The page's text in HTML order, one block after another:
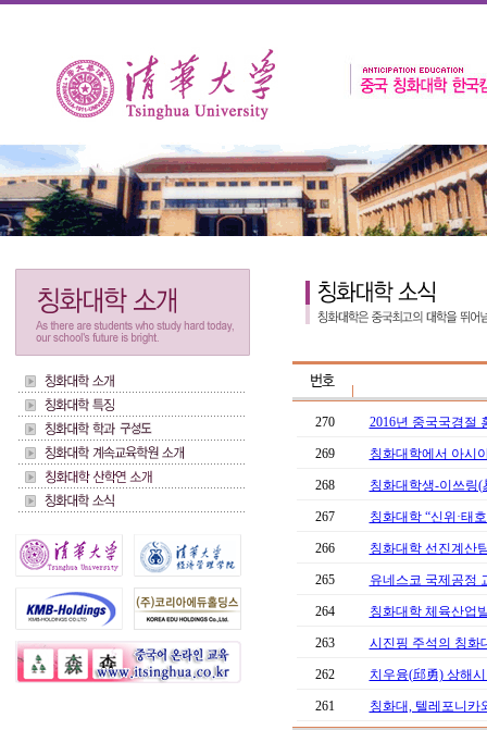
270 2016년 중국국경절
269 칭화대학에서 아시
268 칭화대학생-이쓰링
267 칭화대학 “신위·태
266 칭화대학 선진계산
265 유네스코 국제공정
264 칭화대학 체육산업
263 시진핑 주석의 칭화
262 치우융(邱勇) 상해
261 칭화대, 텔레포니카